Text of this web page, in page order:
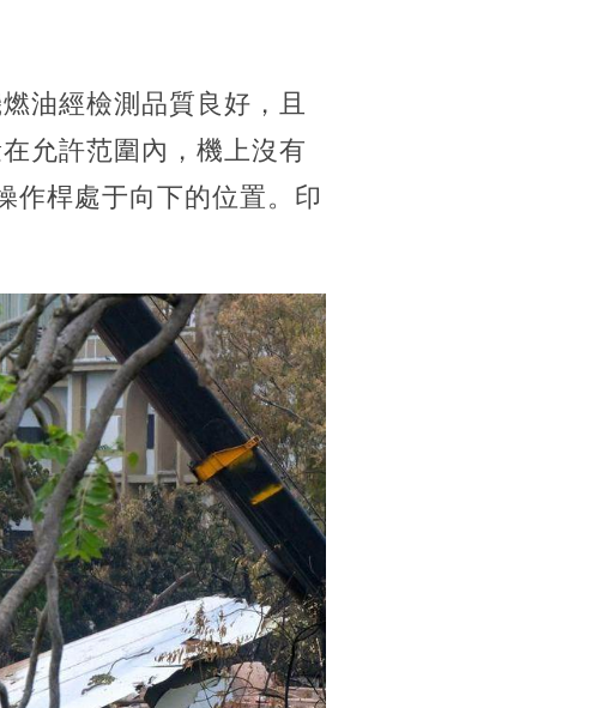
油經檢測品質良好，且
允許范圍內，機上沒有
作桿處于向下的位置。印